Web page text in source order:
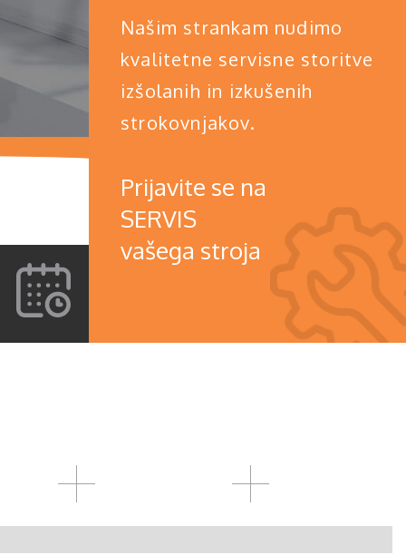
Našim strankam nudimo
kvalitetne servisne storitve
izšolanih in izkušenih
strokovnjakov.
Prijavite se na
SERVIS
vašega stroja